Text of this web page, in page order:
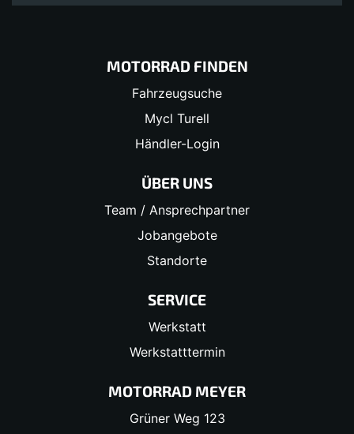
MOTORRAD FINDEN
Fahrzeugsuche
Mycl Turell
Händler-Login
ÜBER UNS
Team / Ansprechpartner
Jobangebote
Standorte
SERVICE
Werkstatt
Werkstatttermin
MOTORRAD MEYER
Grüner Weg 123